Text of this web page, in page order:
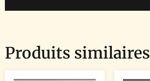
Produits similaires